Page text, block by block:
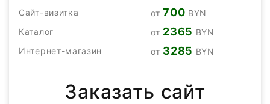
Сайт-визитка
от700 BYN
Каталог
от 2365 BYN
Интернет-магазин
от 3285 BYN
Заказать сайт